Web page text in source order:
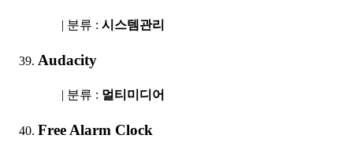
| 분류 : 시스템관리
Audacity
| 분류 : 멀티미디어
Free Alarm Clock